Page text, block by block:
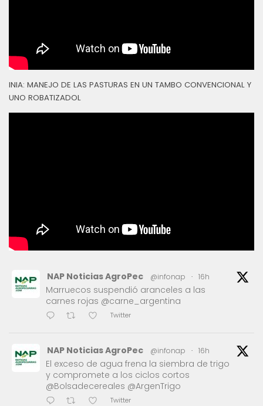
INIA: MANEJO DE LAS PASTURAS EN UN TAMBO CONVENCIONAL Y
UNO ROBATIZADOL
NAP Noticias AgroPec @infonap · 16h
Marruecos suspendió aranceles a las
carnes rojas @carne_argentina
Twitter
NAP Noticias AgroPec @infonap · 16h
El exceso de agua frena la siembra de trigo
y compromete a los ciclos cortos
@Bolsadecereales @ArgenTrigo
Twitter